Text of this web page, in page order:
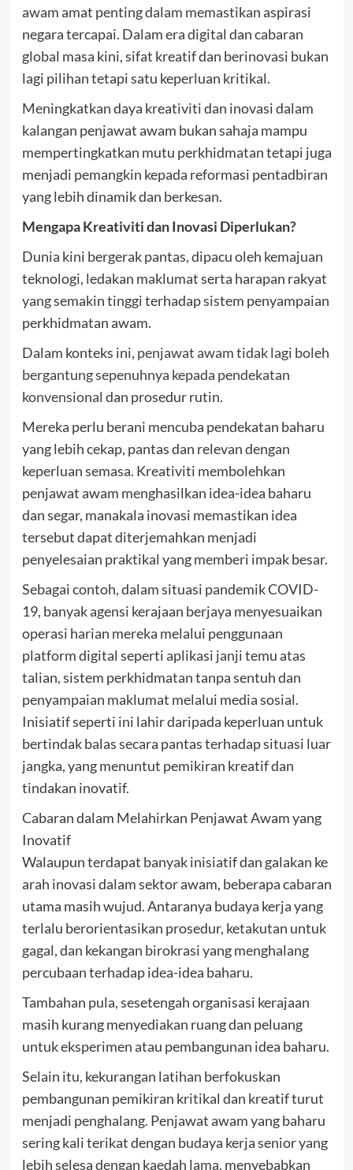
awam amat penting dalam memastikan aspirasi
negara tercapai. Dalam era digital dan cabaran
global masa kini, sifat kreatif dan berinovasi bukan
lagi pilihan tetapi satu keperluan kritikal.
Meningkatkan daya kreativiti dan inovasi dalam
kalangan penjawat awam bukan sahaja mampu
mempertingkatkan mutu perkhidmatan tetapi juga
menjadi pemangkin kepada reformasi pentadbiran
yang lebih dinamik dan berkesan.
Mengapa Kreativiti dan Inovasi Diperlukan?
Dunia kini bergerak pantas, dipacu oleh kemajuan
teknologi, ledakan maklumat serta harapan rakyat
yang semakin tinggi terhadap sistem penyampaian
perkhidmatan awam.
Dalam konteks ini, penjawat awam tidak lagi boleh
bergantung sepenuhnya kepada pendekatan
konvensional dan prosedur rutin.
Mereka perlu berani mencuba pendekatan baharu
yang lebih cekap, pantas dan relevan dengan
keperluan semasa. Kreativiti membolehkan
penjawat awam menghasilkan idea-idea baharu
dan segar, manakala inovasi memastikan idea
tersebut dapat diterjemahkan menjadi
penyelesaian praktikal yang memberi impak besar.
Sebagai contoh, dalam situasi pandemik COVID-
19, banyak agensi kerajaan berjaya menyesuaikan
operasi harian mereka melalui penggunaan
platform digital seperti aplikasi janji temu atas
talian, sistem perkhidmatan tanpa sentuh dan
penyampaian maklumat melalui media sosial.
Inisiatif seperti ini lahir daripada keperluan untuk
bertindak balas secara pantas terhadap situasi luar
jangka, yang menuntut pemikiran kreatif dan
tindakan inovatif.
Cabaran dalam Melahirkan Penjawat Awam yang
Inovatif
Walaupun terdapat banyak inisiatif dan galakan ke
arah inovasi dalam sektor awam, beberapa cabaran
utama masih wujud. Antaranya budaya kerja yang
terlalu berorientasikan prosedur, ketakutan untuk
gagal, dan kekangan birokrasi yang menghalang
percubaan terhadap idea-idea baharu.
Tambahan pula, sesetengah organisasi kerajaan
masih kurang menyediakan ruang dan peluang
untuk eksperimen atau pembangunan idea baharu.
Selain itu, kekurangan latihan berfokuskan
pembangunan pemikiran kritikal dan kreatif turut
menjadi penghalang. Penjawat awam yang baharu
sering kali terikat dengan budaya kerja senior yang
lebih selesa dengan kaedah lama, menyebabkan